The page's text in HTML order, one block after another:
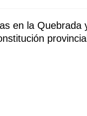
en la Quebrada
provincial